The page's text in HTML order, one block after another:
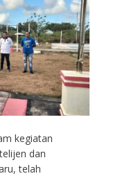
kegiatan
dan
telah